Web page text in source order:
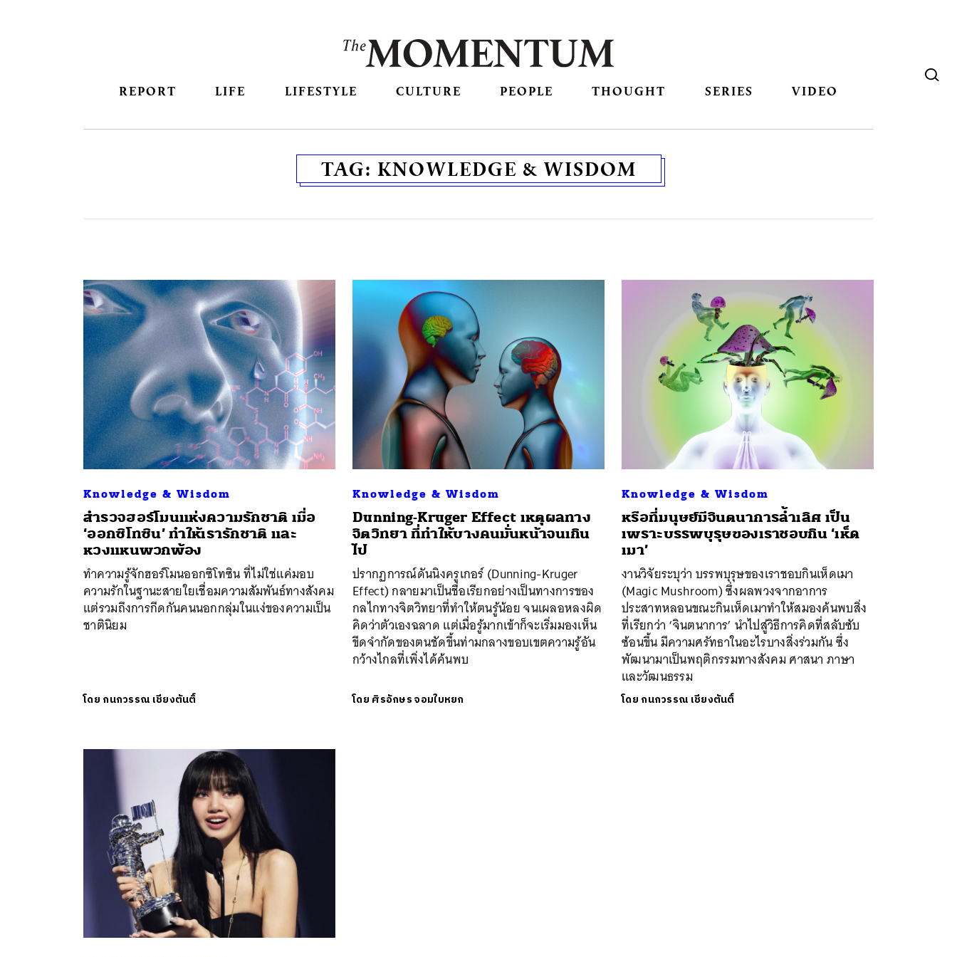
REPORT LIFE LIFESTYLE CULTURE PEOPLE THOUGHT SERIES VIDEO
TAG: KNOWLEDGE & WISDOM
Knowledge & Wisdom
สำรวจฮอร์โมนแห่งความรักชาติ เมื่อ
‘ออกซิโทซิน’ ทำให้เรารักชาติ และ
หวงแหนพวกพ้อง
ทำความรู้จักฮอร์โมนออกซิโทซิน ที่ไม่ใช่แค่มอบ
ความรักในฐานะสายใยเชื่อมความสัมพันธ์ทางสังคม
แต่รวมถึงการกีดกันคนนอกกลุ่มในแง่ของความเป็น
ชาตินิยม
โดย กนกวรรณ เชียงตันติ์
Knowledge & Wisdom
Dunning-Kruger Effect เหตุผลทาง
จิตวิทยา ที่ทำให้บางคนมั่นหน้าจนเกิน
ไป
ปรากฏการณ์ดันนิงครูเกอร์ (Dunning-Kruger
Effect) กลายมาเป็นชื่อเรียกอย่างเป็นทางการของ
กลไกทางจิตวิทยาที่ทำให้ตนรู้น้อย จนเผลอหลงผิด
คิดว่าตัวเองฉลาด แต่เมื่อรู้มากเข้าก็จะเริ่มมองเห็น
ขีดจำกัดของตนชัดขึ้นท่ามกลางขอบเขตความรู้อัน
กว้างไกลที่เพิ่งได้ค้นพบ
โดย ศิรอักษร จอมใบหยก
Knowledge & Wisdom
หรือที่มนุษย์มีจินตนาการล้ำเลิศ เป็น
เพราะบรรพบุรุษของเราชอบกิน ‘เห็ด
เมา’
งานวิจัยระบุว่า บรรพบุรุษของเราชอบกินเห็ดเมา
(Magic Mushroom) ซึ่งผลพวงจากอาการ
ประสาทหลอนขณะกินเห็ดเมาทำให้สมองค้นพบสิ่ง
ที่เรียกว่า ‘จินตนาการ’ นำไปสู่วิธีการคิดที่สลับซับ
ซ้อนขึ้น มีความศรัทธาในอะไรบางสิ่งร่วมกัน ซึ่ง
พัฒนามาเป็นพฤติกรรมทางสังคม ศาสนา ภาษา
และวัฒนธรรม
โดย กนกวรรณ เชียงตันติ์